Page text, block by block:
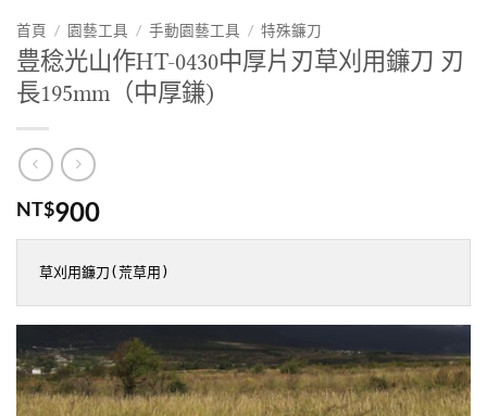
首頁 / 園藝工具 / 手動園藝工具 / 特殊鐮刀
豊稔光山作HT-0430中厚片刃草刈用鐮刀 刃
長195mm（中厚鎌)
NT$900
草刈用鐮刀(荒草用)